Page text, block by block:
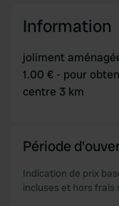
Information
joliment
1.00 € - pour
centre 3 km
Période
Indication de prix
incluses et hors